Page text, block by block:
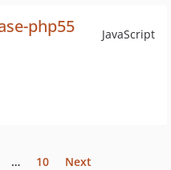
JavaScript
php55
… 10 Next